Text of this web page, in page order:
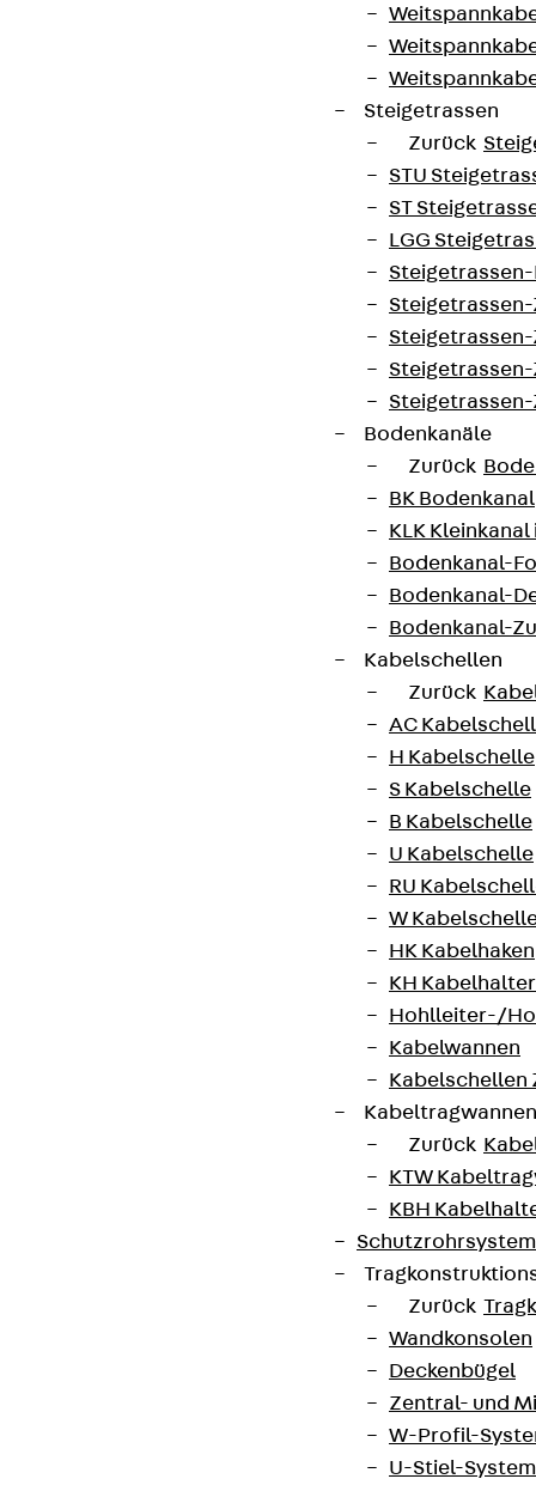
Steigetrassen
Zurück
STU
ST
LGG
Steigetrassen-
Steigetrassen-
Steigetrassen-
Steigetrassen-
Bodenkanäle
Zurück
BK Bodenkanal
KLK
Bodenkanal-
Bodenkanal-
Bodenkanal-
Kabelschellen
Zurück
AC
H Kabelschelle
S Kabelschelle
B Kabelschelle
U Kabelschelle
RU
W
HK Kabelhaken
KH Kabelhalter
Hohlleiter-/
Kabelwannen
Kabelschellen
Zurück
KTW
KBH
Zurück
Wandkonsolen
Deckenbügel
Zentral- und
W-Profil-
U-Stiel-System